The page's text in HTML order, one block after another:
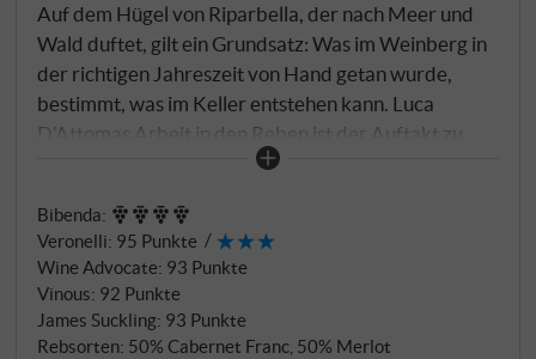
Auf dem Hügel von Riparbella, der nach Meer und
Wald duftet, gilt ein Grundsatz: Was im Weinberg in
der richtigen Jahreszeit von Hand getan wurde,
bestimmt, was im Keller entstehen kann. Luca
D'Attomas Arbeit in den Reben ist der Auftakt zu
allem Weiteren. Die Tonböden mit ihrer
Meeresbrisen, die konstante Temperaturamplitude –
das Terroir von Duemani ist von einer Stille, die sich
ins Glas überträgt. Altrovino folgt derselben
Handschrift wie seit jeher: Merlot und Cabernet
Franc spontan vergoren, getrennt, in Beton, 20 Tage
Bibenda:
Veronelli: 95 Punkte
Wine Advocate: 93 Punkte
Vinous: 92 Punkte
James Suckling: 93 Punkte
Rebsorten: 50% Cabernet Franc, 50% Merlot